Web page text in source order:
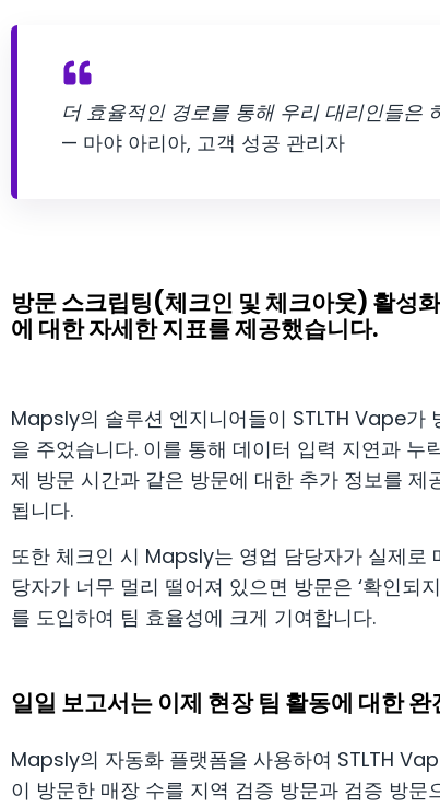
더 효율적인 경로를 통해 우리 대리인들은
— 마야 아리아, 고객 성공 관리자
방문 스크립팅(체크인 및 체크아웃) 활성
에 대한 자세한 지표를 제공했습니다.
Mapsly의 솔루션 엔지니어들이 STLTH Vape가
을 주었습니다. 이를 통해 데이터 입력 지연과
제 방문 시간과 같은 방문에 대한 추가 정보를
됩니다.
또한 체크인 시 Mapsly는 영업 담당자가 실제로
당자가 너무 멀리 떨어져 있으면 방문은 ‘확인되
를 도입하여 팀 효율성에 크게 기여합니다.
일일 보고서는 이제 현장 팀 활동에 대한
Mapsly의 자동화 플랫폼을 사용하여 STLTH
이 방문한 매장 수를 지역 검증 방문과 검증 방